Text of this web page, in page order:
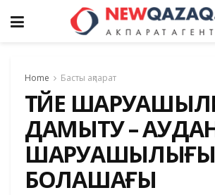
Home Басты ақпарат
ТҮЙЕ
ДАМЫТУ –
БОЛАШАҒЫ